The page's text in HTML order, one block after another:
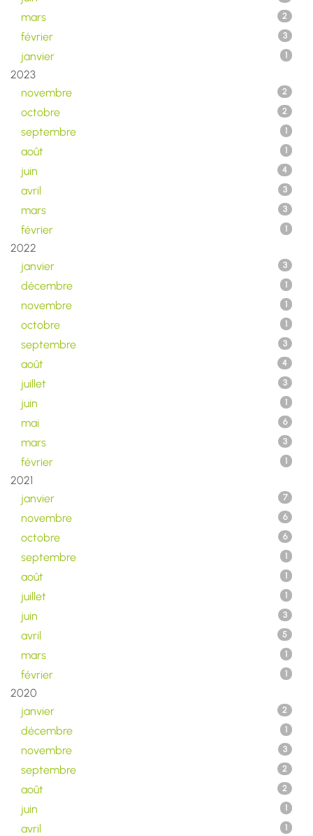
mars 2
février 3
janvier 1
2023
novembre
2
octobre 2
septembre 1
août 1
juin 4
avril 3
mars 3
février 1
2022
janvier
3
décembre 1
novembre 1
octobre 1
septembre 3
août 4
juillet 3
juin 1
mai 6
mars 3
février 1
2021
janvier
7
novembre 6
octobre 6
septembre 1
août 1
juillet 1
juin 3
avril 5
mars 1
février 1
2020
janvier
2
décembre 1
novembre 3
septembre 2
août 2
juin 1
avril 1